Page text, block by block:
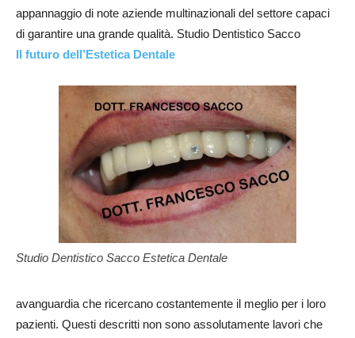
appannaggio di note aziende multinazionali del settore capaci
di garantire una grande qualità. Studio Dentistico Sacco
Il futuro dell’Estetica Dentale
Studio Dentistico Sacco Estetica Dentale
avanguardia che ricercano costantemente il meglio per i loro
pazienti. Questi descritti non sono assolutamente lavori che